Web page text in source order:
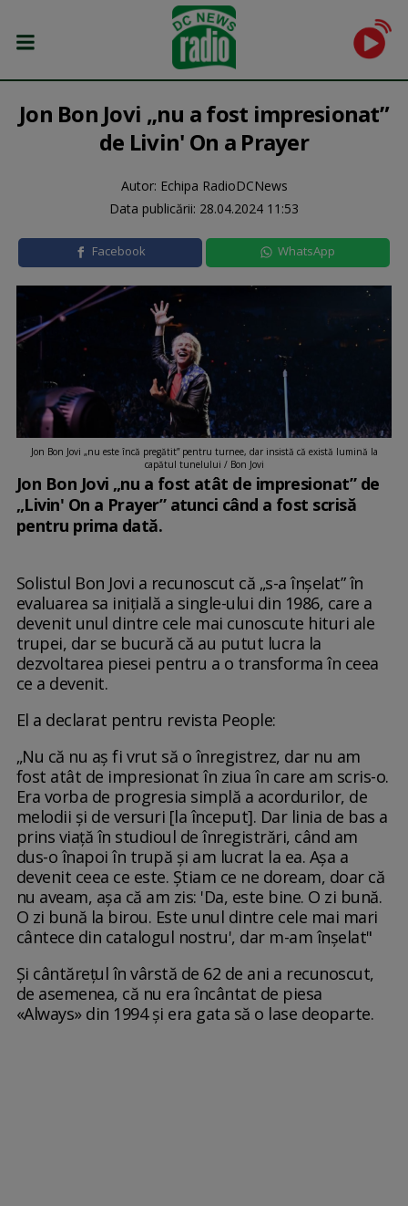
Jon Bon Jovi „nu a fost impresionat”
de Livin' On a Prayer
Autor: Echipa RadioDCNews
Data publicării: 28.04.2024 11:53
Facebook WhatsApp
Jon Bon Jovi „nu este încă pregătit” pentru turnee, dar insistă că există lumină la
capătul tunelului / Bon Jovi
Jon Bon Jovi „nu a fost atât de impresionat” de
„Livin' On a Prayer” atunci când a fost scrisă
pentru prima dată.
Solistul Bon Jovi a recunoscut că „s-a înșelat” în
evaluarea sa inițială a single-ului din 1986, care a
devenit unul dintre cele mai cunoscute hituri ale
trupei, dar se bucură că au putut lucra la
dezvoltarea piesei pentru a o transforma în ceea
ce a devenit.
El a declarat pentru revista People:
„Nu că nu aș fi vrut să o înregistrez, dar nu am
fost atât de impresionat în ziua în care am scris-o.
Era vorba de progresia simplă a acordurilor, de
melodii și de versuri [la început]. Dar linia de bas a
prins viață în studioul de înregistrări, când am
dus-o înapoi în trupă și am lucrat la ea. Așa a
devenit ceea ce este. Știam ce ne doream, doar că
nu aveam, așa că am zis: 'Da, este bine. O zi bună.
O zi bună la birou. Este unul dintre cele mai mari
cântece din catalogul nostru', dar m-am înșelat"
Și cântărețul în vârstă de 62 de ani a recunoscut,
de asemenea, că nu era încântat de piesa
«Always» din 1994 și era gata să o lase deoparte.